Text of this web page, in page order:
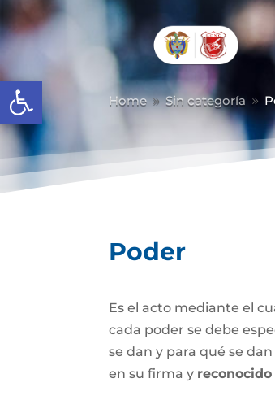
Abrir barra de herramientas
Home 9 Sin categoría 9
Poder
Es el acto mediante el
cada poder se debe
se dan y para qué se
en su firma y reconocido